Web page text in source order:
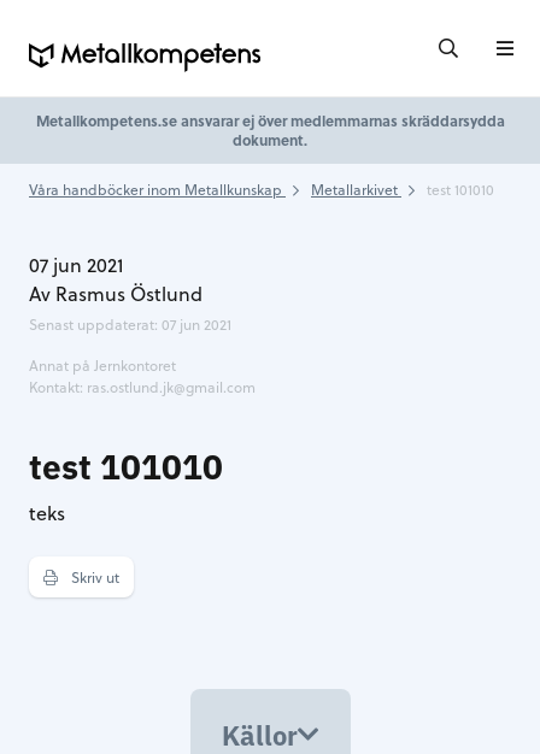
Metallkompetens.se ansvarar ej över medlemmarnas skräddarsydda
dokument.
Våra handböcker inom Metallkunskap Metallarkivet test 101010
07 jun 2021
Av Rasmus Östlund
Senast uppdaterat: 07 jun 2021
Annat på Jernkontoret
Kontakt: ras.ostlund.jk@gmail.com
test 101010
teks
Skriv ut
Källor